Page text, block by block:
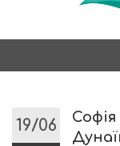
content
19/06